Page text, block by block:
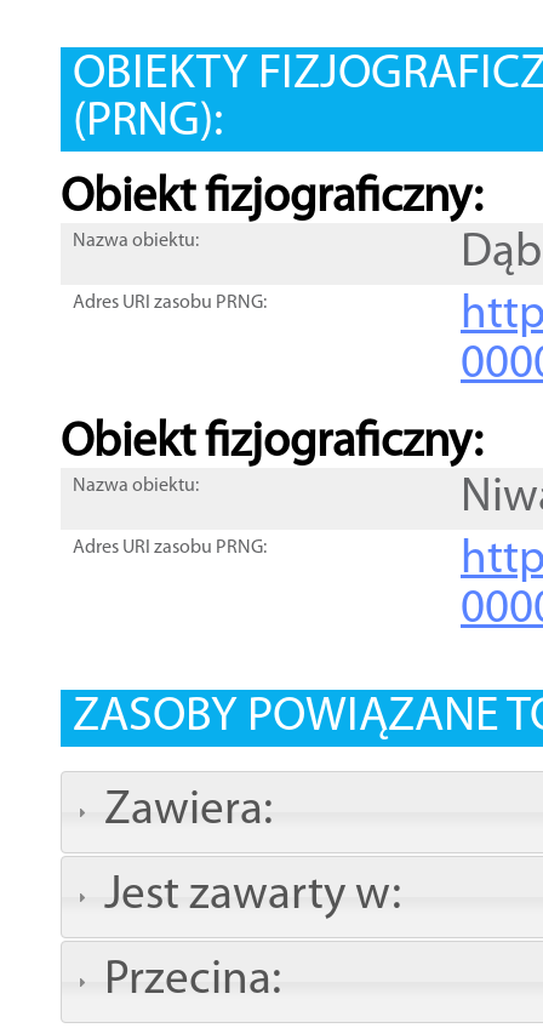
OBIEKTY
(PRNG):
Obiekt fizjograficzny:
Nazwa obiektu:
Adres URI zasobu PRNG:
Obiekt fizjograficzny:
Nazwa obiektu:
Adres URI zasobu PRNG:
ZASOBY POWIĄZANE
Zawiera:
Jest zawarty w:
Przecina: